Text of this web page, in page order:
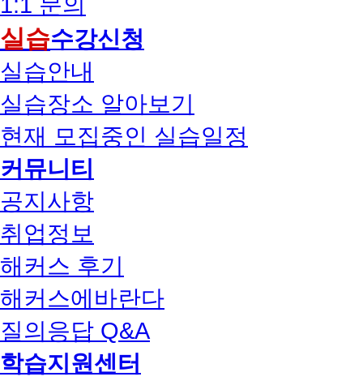
실습수강신청
실습안내
실습장소 알아보기
현재 모집중인 실습일정
커뮤니티
공지사항
취업정보
해커스 후기
해커스에바란다
질의응답 Q&A
학습지원센터